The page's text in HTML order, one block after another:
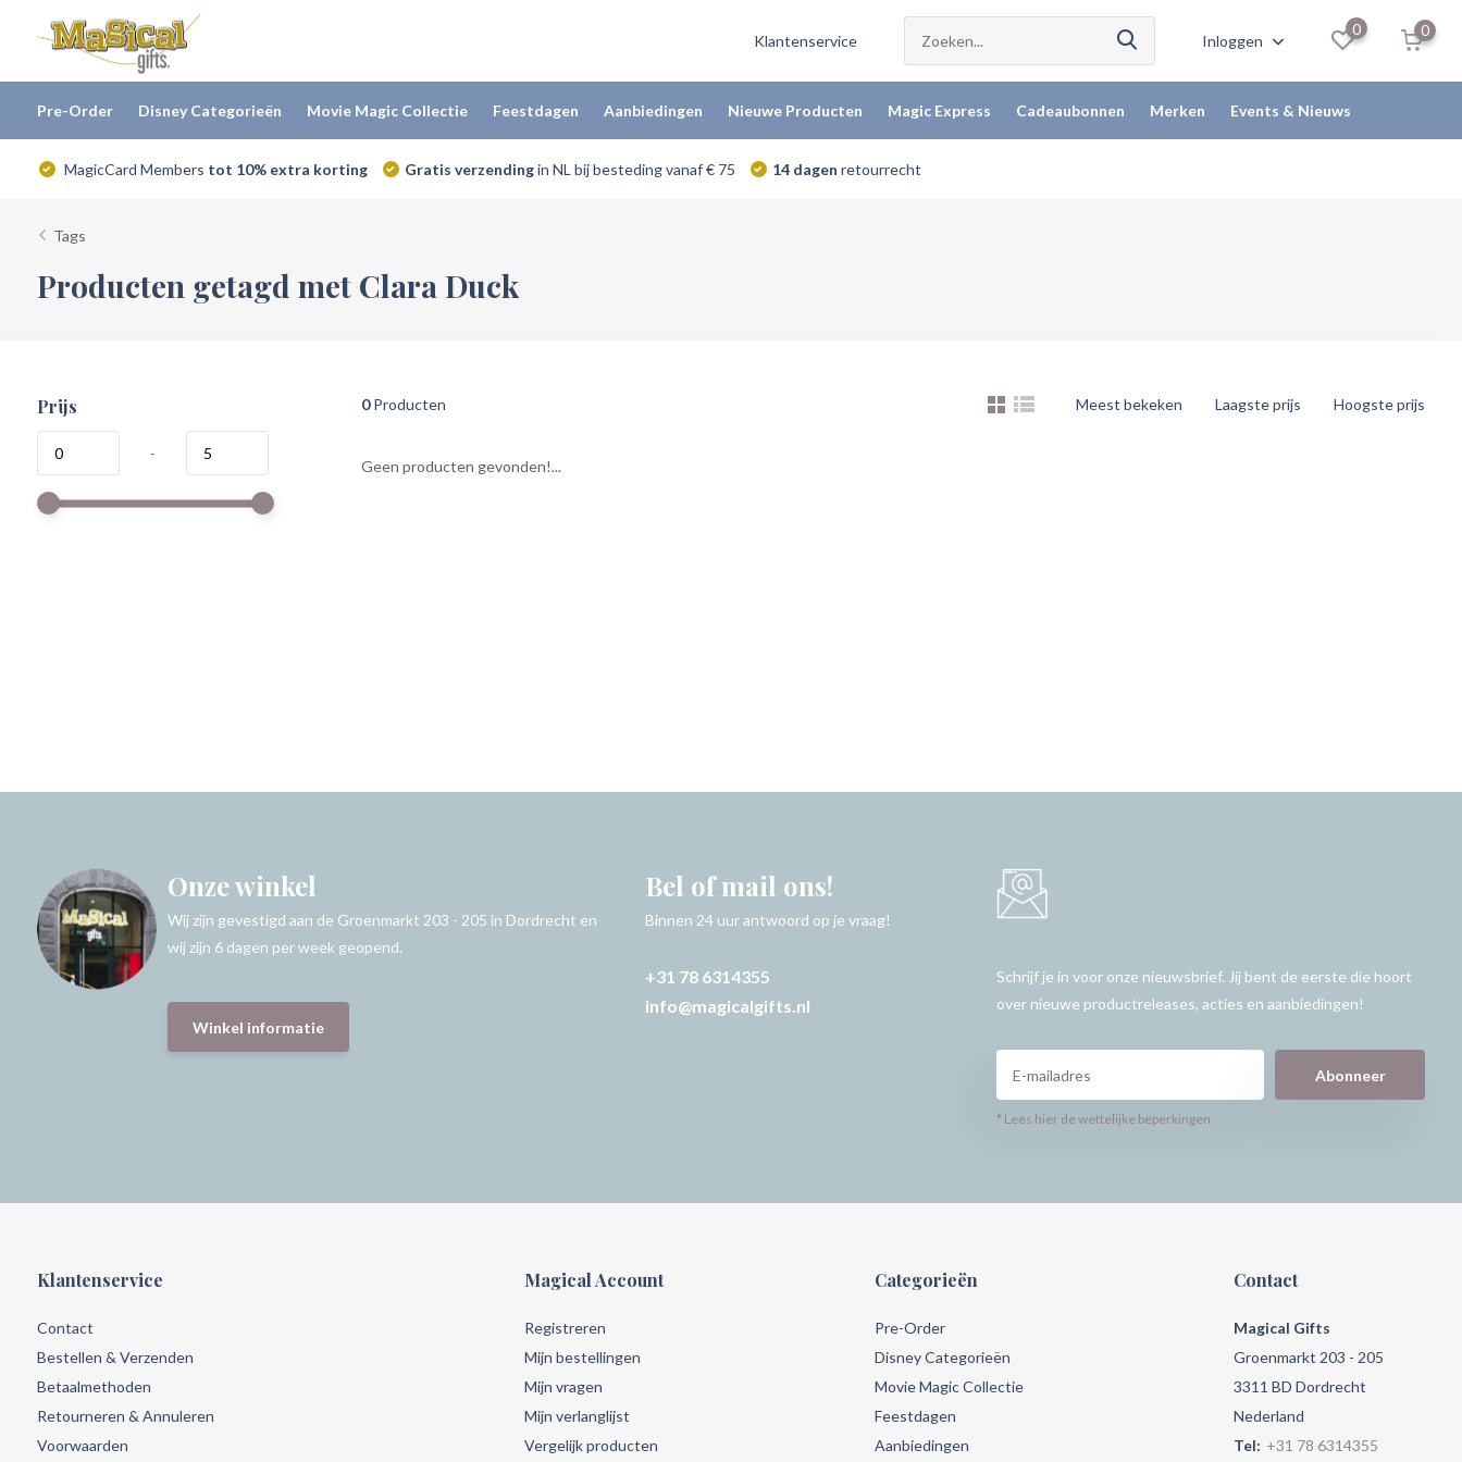
Klantenservice Inloggen
0 0
Pre-Order Disney Categorieën Movie Magic Collectie Feestdagen Aanbiedingen Nieuwe Producten Magic Express Cadeaubonnen Merken Events & Nieuws
MagicCard Members tot 10% extra korting Gratis verzendingin NL bij besteding vanaf € 75 14 dagen retourrecht
Tags
Producten getagd met Clara Duck
Prijs
-
0Producten Meest bekeken Laagste prijs Hoogste prijs
Geen producten gevonden!...
Onze winkel
Wij zijn gevestigd aan de Groenmarkt 203 - 205 in Dordrecht en
wij zijn 6 dagen per week geopend.
Winkel informatie
Bel of mail ons!
Binnen 24 uur antwoord op je vraag!
+31 78 6314355
info@magicalgifts.nl
Schrijf je in voor onze nieuwsbrief. Jij bent de eerste die hoort
over nieuwe productreleases, acties en aanbiedingen!
Abonneer
* Lees hier de wettelijke beperkingen
Klantenservice
Contact
Bestellen & Verzenden
Betaalmethoden
Retourneren & Annuleren
Voorwaarden
Magical Account
Registreren
Mijn bestellingen
Mijn vragen
Mijn verlanglijst
Vergelijk producten
Categorieën
Pre-Order
Disney Categorieën
Movie Magic Collectie
Feestdagen
Aanbiedingen
Contact
Magical Gifts
Groenmarkt 203 - 205
3311 BD Dordrecht
Nederland
Tel: +31 78 6314355